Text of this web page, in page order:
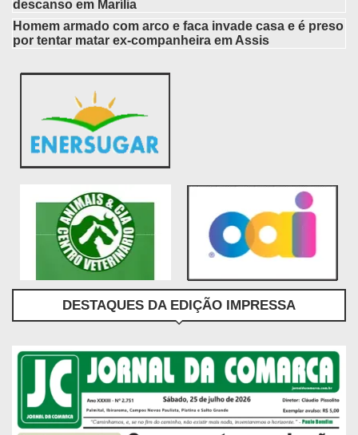
descanso em Marília
Homem armado com arco e faca invade casa e é preso
por tentar matar ex-companheira em Assis
DESTAQUES DA EDIÇÃO IMPRESSA